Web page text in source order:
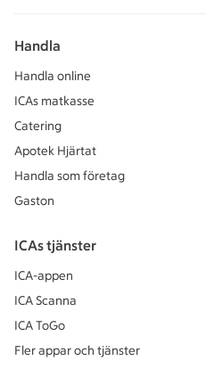
Handla
Handla online
ICAs matkasse
Catering
Apotek Hjärtat
Handla som företag
Gaston
ICAs tjänster
ICA-appen
ICA Scanna
ICA ToGo
Fler appar och tjänster